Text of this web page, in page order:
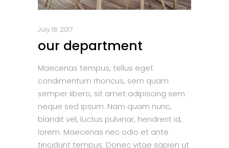
July 18, 2017
our department
Maecenas tempus, tellus eget
condimentum rhoncus, sem quam
semper libero, sit amet adipiscing sem
neque sed ipsum. Nam quam nunc,
blandit vel, luctus pulvinar, hendrerit id,
lorem. Maecenas nec odio et ante
tincidunt tempus. Donec vitae sapien ut